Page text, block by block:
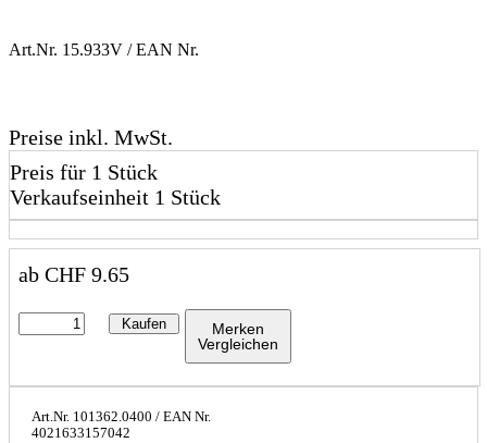
Art.Nr. 15.933V / EAN Nr.
Preise inkl. MwSt.
Preis für 1 Stück
Verkaufseinheit 1 Stück
ab CHF 9.65
Kaufen
Merken
Vergleichen
Art.Nr. 101362.0400 / EAN Nr.
4021633157042